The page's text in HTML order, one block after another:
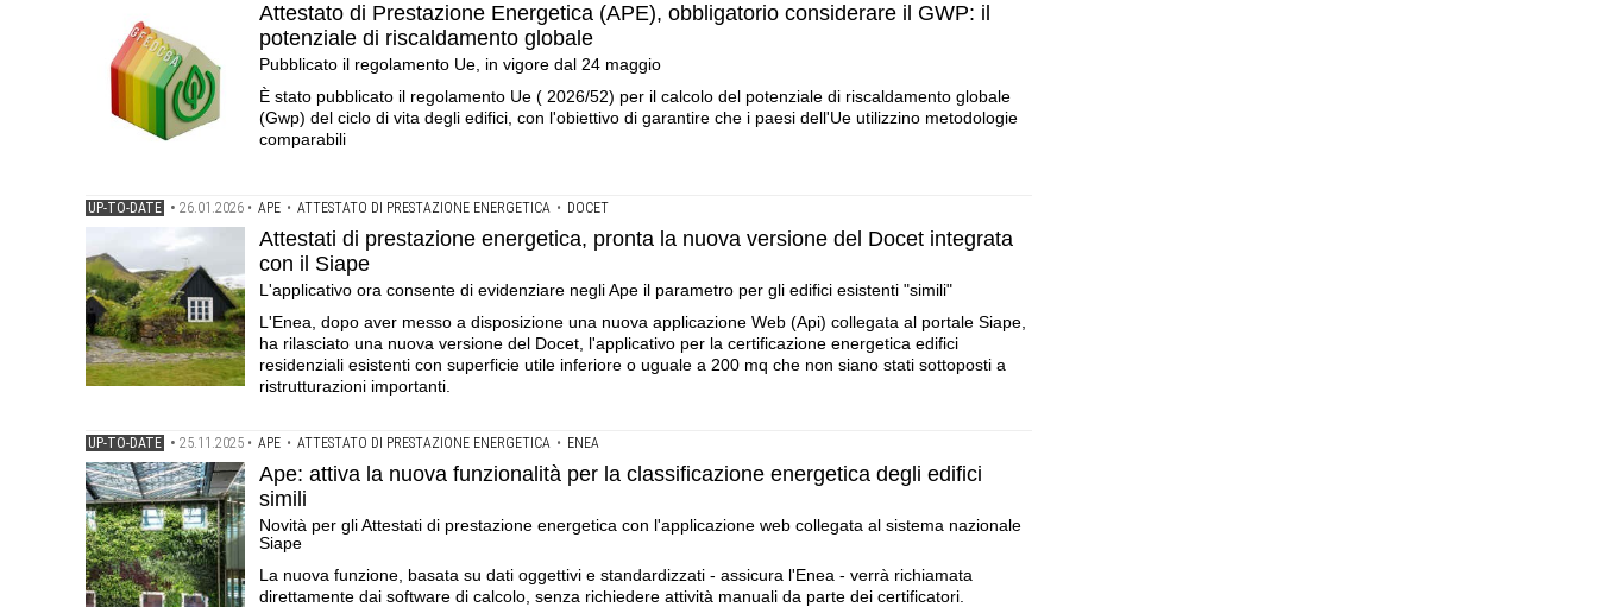
Attestato di Prestazione Energetica (APE), obbligatorio considerare il GWP: il
potenziale di riscaldamento globale
Pubblicato il regolamento Ue, in vigore dal 24 maggio
È stato pubblicato il regolamento Ue ( 2026/52) per il calcolo del potenziale di riscaldamento globale
(Gwp) del ciclo di vita degli edifici, con l'obiettivo di garantire che i paesi dell'Ue utilizzino metodologie
comparabili
UP-TO-DATE • 26.01.2026 • APE • ATTESTATO DI PRESTAZIONE ENERGETICA • DOCET
Attestati di prestazione energetica, pronta la nuova versione del Docet integrata
con il Siape
L'applicativo ora consente di evidenziare negli Ape il parametro per gli edifici esistenti "simili"
L'Enea, dopo aver messo a disposizione una nuova applicazione Web (Api) collegata al portale Siape,
ha rilasciato una nuova versione del Docet, l'applicativo per la certificazione energetica edifici
residenziali esistenti con superficie utile inferiore o uguale a 200 mq che non siano stati sottoposti a
ristrutturazioni importanti.
UP-TO-DATE • 25.11.2025 • APE • ATTESTATO DI PRESTAZIONE ENERGETICA • ENEA
Ape: attiva la nuova funzionalità per la classificazione energetica degli edifici
simili
Novità per gli Attestati di prestazione energetica con l'applicazione web collegata al sistema nazionale
Siape
La nuova funzione, basata su dati oggettivi e standardizzati - assicura l'Enea - verrà richiamata
direttamente dai software di calcolo, senza richiedere attività manuali da parte dei certificatori.